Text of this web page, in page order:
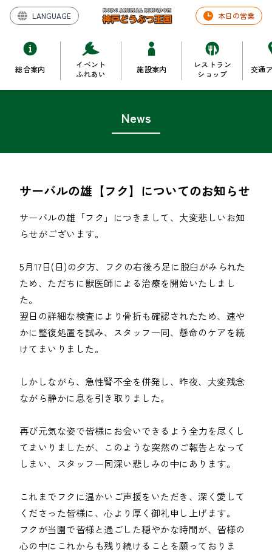
LANGUAGE 本日の営業
総合案内
イベント
ふれあい
施設案内
レストラン
ショップ
交通
News
サーバルの雄【フク】についてのお知らせ
サーバルの雄「フク」につきまして、大変悲しいお知
らせがございます。
5月17日(日)の夕方、フクの右後ろ足に脱臼がみられた
ため、ただちに獣医師による治療を開始いたしまし
た。
翌日の詳細な検査により骨折も確認されたため、速や
かに整復処置を試み、スタッフ一同、懸命のケアを続
けてまいりました。
しかしながら、急性腎不全を併発し、昨夜、大変残念
ながら静かに息を引き取りました。
再び元気な姿で皆様にお会いできるよう全力を尽くし
てまいりましたが、このような突然のご報告となって
しまい、スタッフ一同深い悲しみの中にあります。
これまでフクに温かいご声援をいただき、深く愛して
くださった皆様に、心より厚く御礼申し上げます。
フクが当園で皆様と過ごした穏やかな時間が、皆様の
心の中にこれからも残り続けることを願っておりま